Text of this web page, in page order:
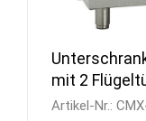
mit 2
Artikel-Nr.: